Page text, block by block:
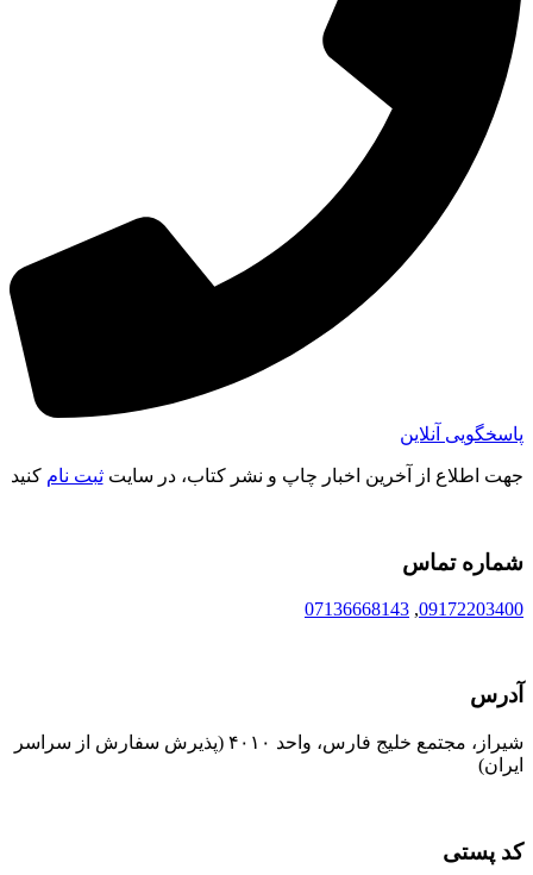
پاسخگویی آنلاین
جهت اطلاع از آخرین اخبار چاپ و نشر کتاب، در سایتثبت نام کنید
شماره تماس
09172203400
,
07136668143
آدرس
شیراز، مجتمع خلیج فارس، واحد ۴۰۱۰ (پذیرش سفارش از سراسر
ایران)
کد پستی